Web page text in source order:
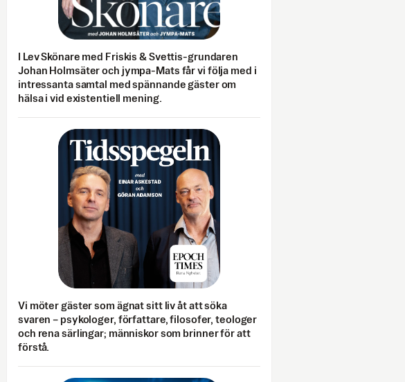
I Lev Skönare med Friskis & Svettis-grundaren
Johan Holmsäter och jympa-Mats får vi följa med i
intressanta samtal med spännande gäster om
hälsa i vid existentiell mening.
Vi möter gäster som ägnat sitt liv åt att söka
svaren – psykologer, författare, filosofer, teologer
och rena särlingar; människor som brinner för att
förstå.